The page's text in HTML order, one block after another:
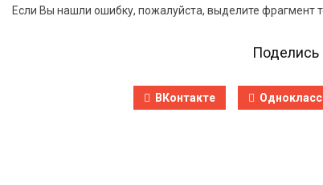
Если Вы нашли ошибку, пожалуйста, выделите фрагмент
Поделись
ВКонтакте